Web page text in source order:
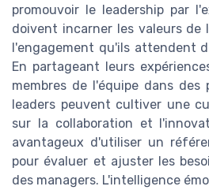
promouvoir le leadership par
doivent incarner les valeurs de
l'engagement qu'ils attendent
En partageant leurs
membres de l'équipe dans
leaders peuvent cultiver une
sur la collaboration et
avantageux d'utiliser un
pour évaluer et ajuster les
des managers. L'intelligence